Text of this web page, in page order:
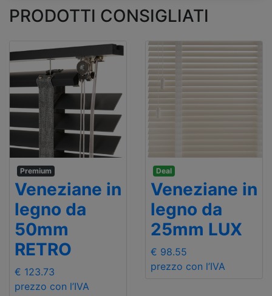
PRODOTTI CONSIGLIATI
Premium
Veneziane in
legno da
50mm
RETRO
€ 123.73
prezzo con l’IVA
Deal
Veneziane in
legno da
25mm LUX
€ 98.55
prezzo con l’IVA